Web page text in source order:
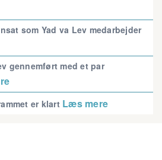
som Yad va Lev medarbejder
gennemført med et par
er klart Læs mere